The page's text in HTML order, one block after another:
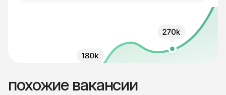
похожие вакансии